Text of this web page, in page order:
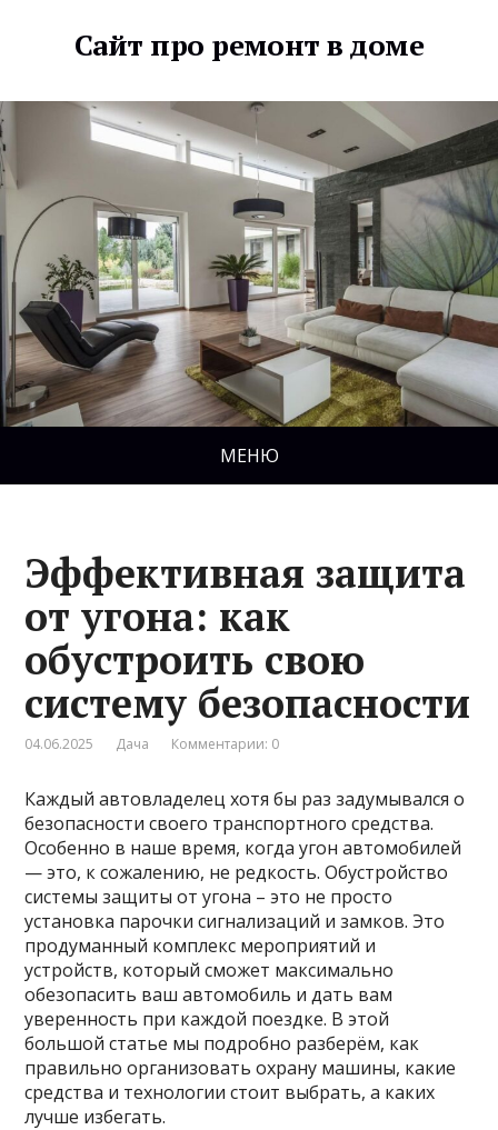
Сайт про ремонт в доме
МЕНЮ
Эффективная защита
от угона: как
обустроить свою
систему безопасности
04.06.2025 Дача Комментарии: 0
Каждый автовладелец хотя бы раз задумывался о
безопасности своего транспортного средства.
Особенно в наше время, когда угон автомобилей
— это, к сожалению, не редкость. Обустройство
системы защиты от угона – это не просто
установка парочки сигнализаций и замков. Это
продуманный комплекс мероприятий и
устройств, который сможет максимально
обезопасить ваш автомобиль и дать вам
уверенность при каждой поездке. В этой
большой статье мы подробно разберём, как
правильно организовать охрану машины, какие
средства и технологии стоит выбрать, а каких
лучше избегать.